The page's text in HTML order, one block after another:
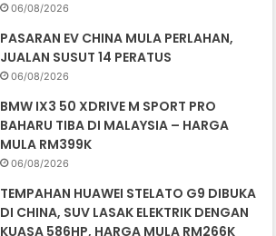
06/08/2026
PASARAN EV CHINA MULA PERLAHAN,
JUALAN SUSUT 14 PERATUS
06/08/2026
BMW IX3 50 XDRIVE M SPORT PRO
BAHARU TIBA DI MALAYSIA – HARGA
MULA RM399K
06/08/2026
TEMPAHAN HUAWEI STELATO G9 DIBUKA
DI CHINA, SUV LASAK ELEKTRIK DENGAN
KUASA 586HP, HARGA MULA RM266K